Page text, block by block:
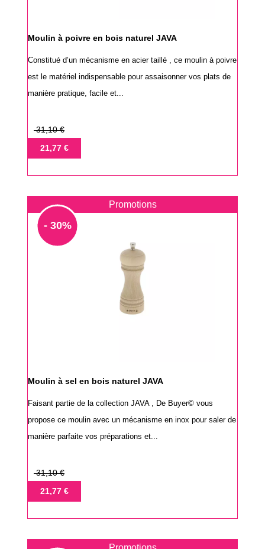
Moulin à poivre en bois naturel JAVA
Constitué d’un mécanisme en acier taillé , ce moulin à poivre
est le matériel indispensable pour assaisonner vos plats de
manière pratique, facile et...
Prix
base
31,10 €
Prix21,77 €
Promotions
- 30%
Moulin à sel en bois naturel JAVA
Faisant partie de la collection JAVA , De Buyer© vous
propose ce moulin avec un mécanisme en inox pour saler de
manière parfaite vos préparations et...
Prix
base
31,10 €
Prix21,77 €